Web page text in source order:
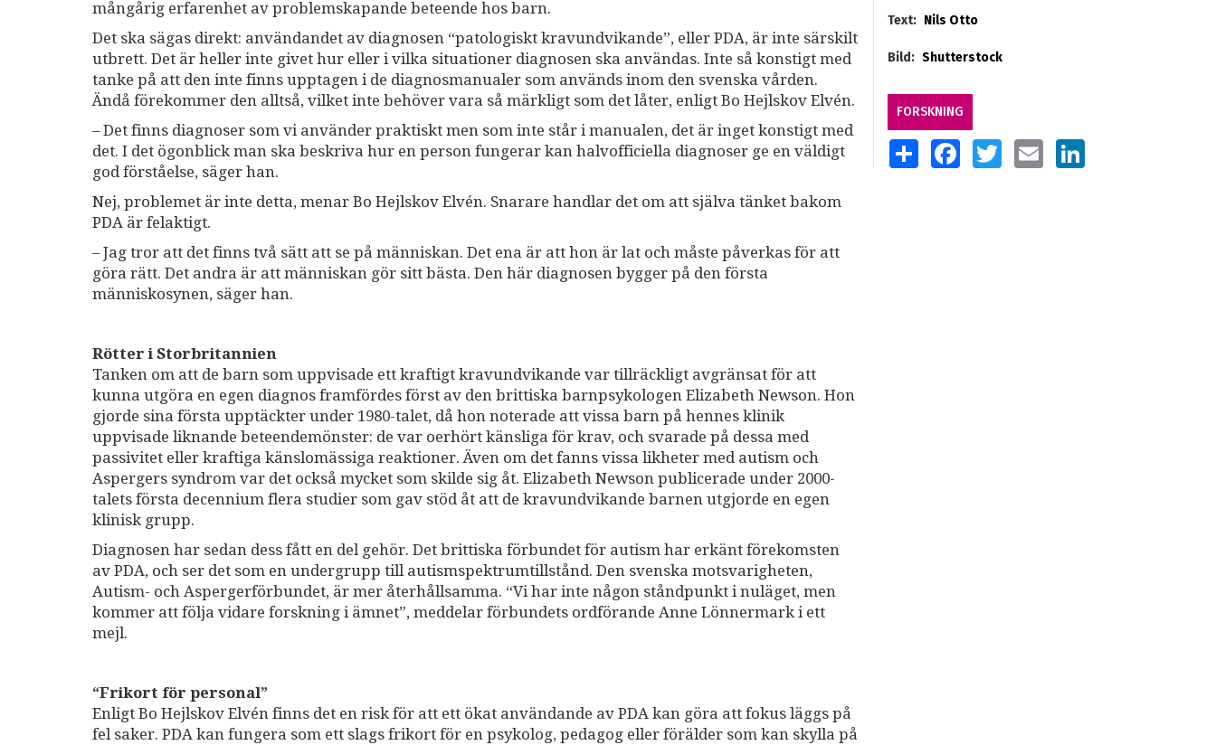
mångårig erfarenhet av problemskapande beteende hos barn.
Det ska sägas direkt: användandet av diagnosen “patologiskt kravundvikande”, eller PDA, är inte särskilt
utbrett. Det är heller inte givet hur eller i vilka situationer diagnosen ska användas. Inte så konstigt med
tanke på att den inte finns upptagen i de diagnosmanualer som används inom den svenska vården.
Ändå förekommer den alltså, vilket inte behöver vara så märkligt som det låter, enligt Bo Hejlskov Elvén.
– Det finns diagnoser som vi använder praktiskt men som inte står i manualen, det är inget konstigt med
det. I det ögonblick man ska beskriva hur en person fungerar kan halvofficiella diagnoser ge en väldigt
god förståelse, säger han.
Nej, problemet är inte detta, menar Bo Hejlskov Elvén. Snarare handlar det om att själva tänket bakom
PDA är felaktigt.
– Jag tror att det finns två sätt att se på människan. Det ena är att hon är lat och måste påverkas för att
göra rätt. Det andra är att människan gör sitt bästa. Den här diagnosen bygger på den första
människosynen, säger han.
Rötter i Storbritannien
Tanken om att de barn som uppvisade ett kraftigt kravundvikande var tillräckligt avgränsat för att
kunna utgöra en egen diagnos framfördes först av den brittiska barnpsykologen Elizabeth Newson. Hon
gjorde sina första upptäckter under 1980-talet, då hon noterade att vissa barn på hennes klinik
uppvisade liknande beteendemönster: de var oerhört känsliga för krav, och svarade på dessa med
passivitet eller kraftiga känslomässiga reaktioner. Även om det fanns vissa likheter med autism och
Aspergers syndrom var det också mycket som skilde sig åt. Elizabeth Newson publicerade under 2000-
talets första decennium flera studier som gav stöd åt att de kravundvikande barnen utgjorde en egen
klinisk grupp.
Diagnosen har sedan dess fått en del gehör. Det brittiska förbundet för autism har erkänt förekomsten
av PDA, och ser det som en undergrupp till autismspektrumtillstånd. Den svenska motsvarigheten,
Autism- och Aspergerförbundet, är mer återhållsamma. “Vi har inte någon ståndpunkt i nuläget, men
kommer att följa vidare forskning i ämnet”, meddelar förbundets ordförande Anne Lönnermark i ett
mejl.
“Frikort för personal”
Enligt Bo Hejlskov Elvén finns det en risk för att ett ökat användande av PDA kan göra att fokus läggs på
fel saker. PDA kan fungera som ett slags frikort för en psykolog, pedagog eller förälder som kan skylla på
Text: Nils Otto
Bild: Shutterstock
FORSKNING
SHARE FACEBOOKTWITTEREMAIL LINKEDIN